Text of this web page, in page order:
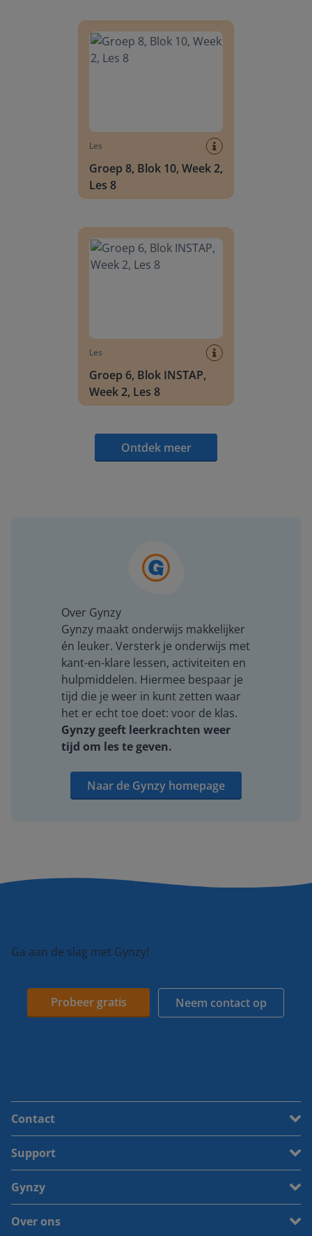
Les
Groep 8, Blok 10, Week 2,
Les 8
Les
Groep 6, Blok INSTAP,
Week 2, Les 8
Ontdek meer
Over Gynzy
Gynzy maakt onderwijs makkelijker
én leuker. Versterk je onderwijs met
kant-en-klare lessen, activiteiten en
hulpmiddelen. Hiermee bespaar je
tijd die je weer in kunt zetten waar
het er echt toe doet: voor de klas.
Gynzy geeft leerkrachten weer
tijd om les te geven.
Naar de Gynzy homepage
Ga aan de slag met Gynzy!
Probeer gratis Neem contact op
Contact
Support
Gynzy
Over ons